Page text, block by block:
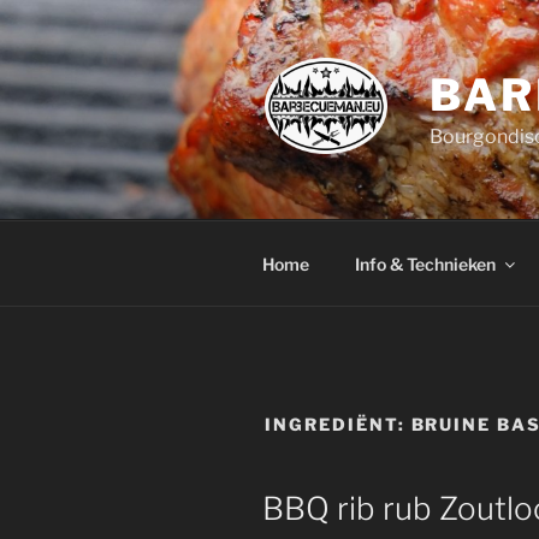
Ga
naar
de
inhoud
Home Info & Technieken
INGREDIËNT: BRUINE
BBQ rib rub